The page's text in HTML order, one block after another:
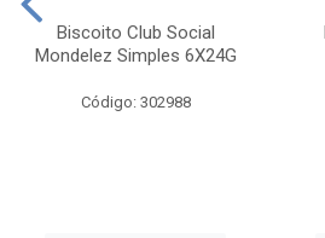
Biscoito Club Social
Mondelez Simples 6X24G
Código: 302988